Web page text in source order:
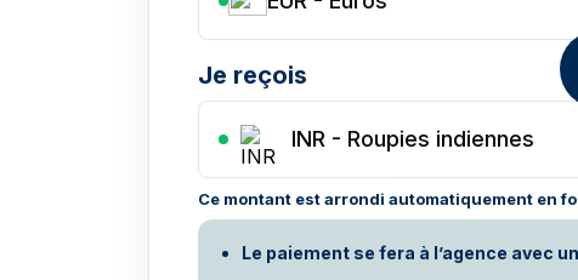
Je reçois
INR - Roupies indiennes
Ce montant est arrondi automatiquement en
Le paiement se fera à l’agence avec